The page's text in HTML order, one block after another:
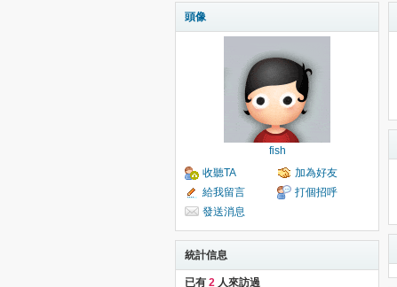
頭像
fish
收聽TA
加為好友
給我留言
打個招呼
發送消息
統計信息
已有 2 人來訪過